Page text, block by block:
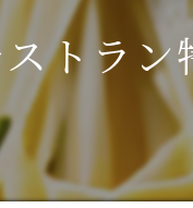
ランチ
ディナー
テイクアウト
トラン